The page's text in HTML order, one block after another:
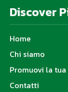
Discover
Home
Chi siamo
Promuovi la
Contatti